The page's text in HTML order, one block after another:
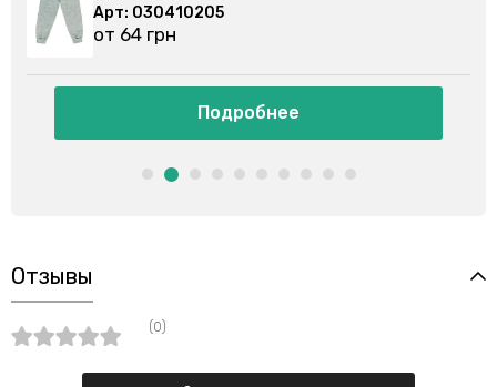
от 86 грн
Подробнее
Отзывы
(0)